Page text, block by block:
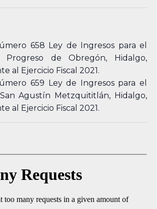
658 Ley de Ingresos para el
Progreso de Obregón, Hidalgo,
al Ejercicio Fiscal 2021.
659 Ley de Ingresos para el
Agustín Metzquititlán, Hidalgo,
al Ejercicio Fiscal 2021.